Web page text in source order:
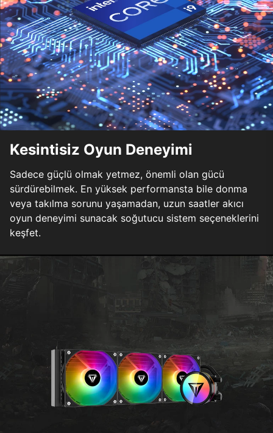
Kesintisiz Oyun Deneyimi
Sadece güçlü olmak yetmez, önemli olan gücü
sürdürebilmek. En yüksek performansta bile donma
veya takılma sorunu yaşamadan, uzun saatler akıcı
oyun deneyimi sunacak soğutucu sistem seçeneklerini
keşfet.